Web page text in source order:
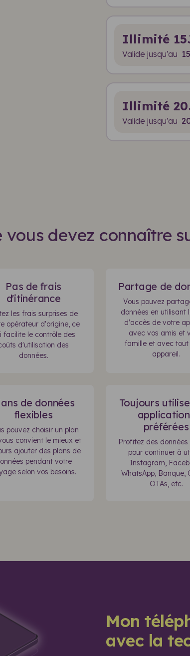
Illimité
Valide jusqu'au
Illimité
Valide jusqu'au
devez connaître
Pas de frais
d'itinérance
les frais surprises de
opérateur d'origine, ce
facilite le contrôle des
d'utilisation des
données.
Partage de
Vous pouvez
données en utilisant
d'accès de votre
avec vos amis et
famille et avec tout
appareil.
de données
flexibles
pouvez choisir un plan
convient le mieux et
ajouter des plans de
pendant votre
selon vos besoins.
Toujours
préférées
Profitez des données
pour continuer à
Instagram,
WhatsApp, Banque,
OTAs, etc.
Mon
avec la